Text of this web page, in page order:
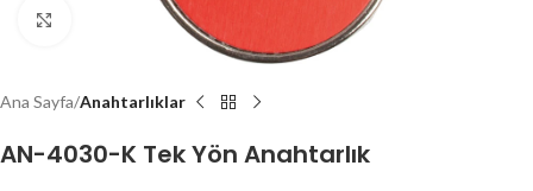
Click to enlarge
Ana Sayfa Anahtarlıklar
AN-4030-K Tek Yön Anahtarlık